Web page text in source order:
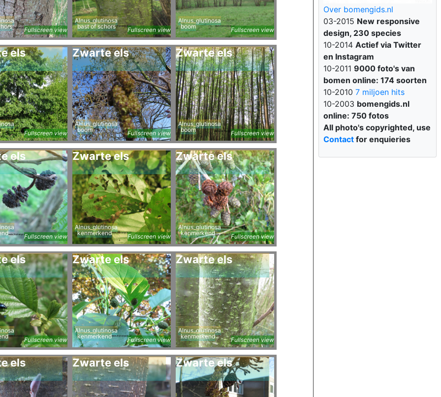
Fullscreen view
Alnus_glutinosa
bast of schors
Fullscreen view
Alnus_glutinosa
boom
Fullscreen view
els
Fullscreen view
Zwarte els
Alnus_glutinosa
boom
Fullscreen view
Zwarte els
Alnus_glutinosa
boom
Fullscreen view
els
Fullscreen view
Zwarte els
Alnus_glutinosa
kenmerkend
Fullscreen view
Zwarte els
Alnus_glutinosa
kenmerkend
Fullscreen view
els
Fullscreen view
Zwarte els
Alnus_glutinosa
kenmerkend
Fullscreen view
Zwarte els
Alnus_glutinosa
kenmerkend
Fullscreen view
els Zwarte els Zwarte els
Over bomengids.nl
03-2015 New responsive
design, 230 species
10-2014 Actief via Twitter
en Instagram
10-2011 9000 foto's van
bomen online: 174 soorten
10-2010 7 miljoen hits
10-2003 bomengids.nl
online: 750 fotos
All photo's copyrighted, use
Contact for enquieries